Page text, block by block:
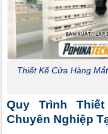
Thiết Kế Cửa Hàng
Quy Trình
Chuyên Nghiệp